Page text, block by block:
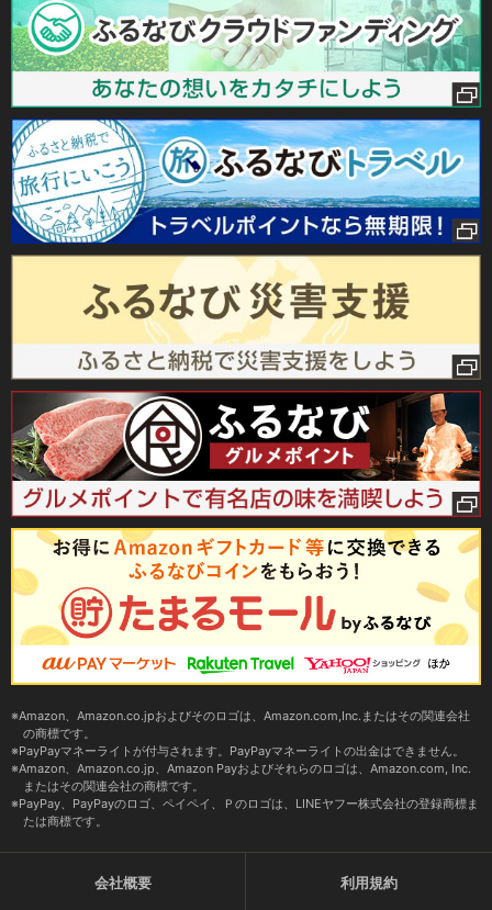
Amazon、Amazon.co.jpおよびそのロゴは、Amazon.com,Inc.またはその関連会社
の商標です。
PayPayマネーライトが付与されます。PayPayマネーライトの出金はできません。
Amazon、Amazon.co.jp、Amazon Payおよびそれらのロゴは、Amazon.com, Inc.
またはその関連会社の商標です。
PayPay、PayPayのロゴ、ペイペイ、Ｐのロゴは、LINEヤフー株式会社の登録商標ま
たは商標です。
会社概要 利用規約